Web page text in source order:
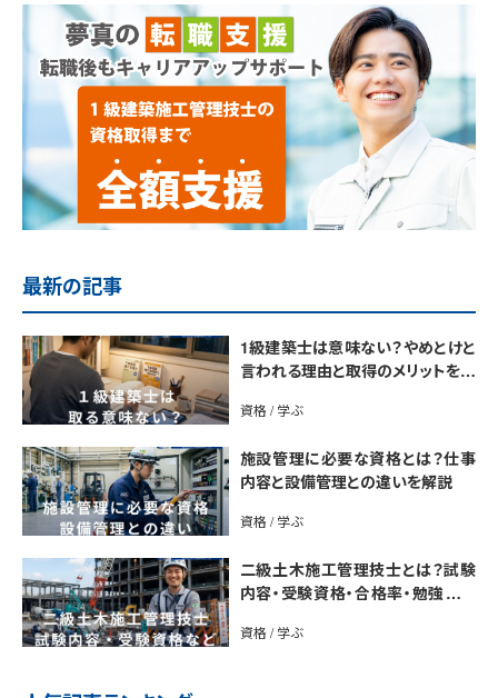
最新の記事
1級建築士は意味ない？やめとけと
言われる理由と取得のメリットを解
資格 / 学ぶ
施設管理に必要な資格とは？仕事
内容と設備管理との違いを解説
資格 / 学ぶ
二級土木施工管理技士とは？試験
内容・受験資格・合格率・勉強法を
資格 / 学ぶ